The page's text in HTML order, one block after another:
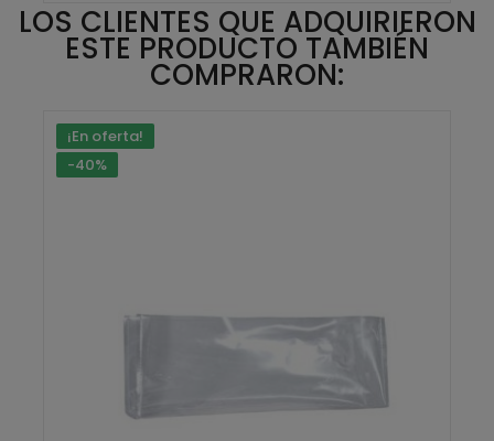
LOS CLIENTES QUE ADQUIRIERON
ESTE PRODUCTO TAMBIÉN
COMPRARON:
¡En oferta!
-40%